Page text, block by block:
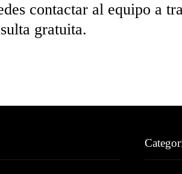
contactar al equipo a
gratuita.